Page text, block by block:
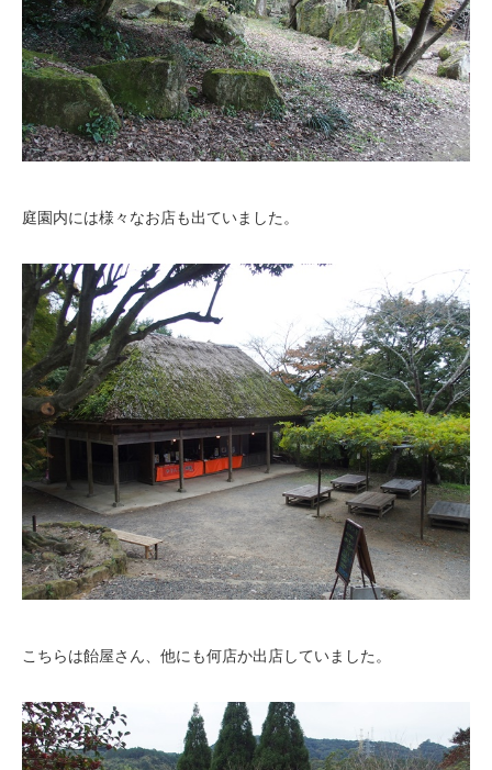
庭園内には様々なお店も出ていました。
こちらは飴屋さん、他にも何店か出店していました。